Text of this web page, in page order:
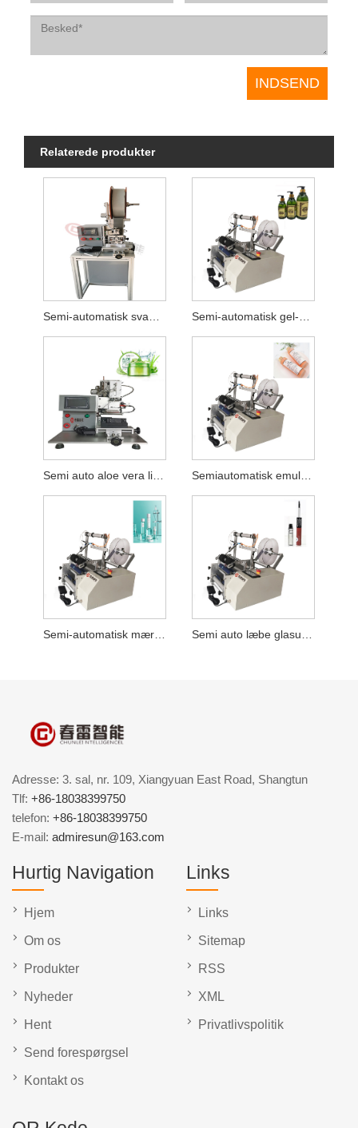
Relaterede produkter
Semi-automatisk svampestrimmel-klæbemaskine til KN95 maske Semi-automatisk gel-mærkningsmaskine
Semi auto aloe vera lim etiketteringsmaskine
Semi-automatisk mærkningsmaskine til hudplejeprodukter
Adresse: 3. sal, nr. 109, Xiangyuan East Road, Shangtun
Tlf: +86-18038399750
telefon: +86-18038399750
E-mail: admiresun@163.com
Hurtig Navigation
Hjem
Om os
Produkter
Nyheder
Hent
Send forespørgsel
Kontakt os
Links
Links
Sitemap
RSS
XML
Privatlivspolitik